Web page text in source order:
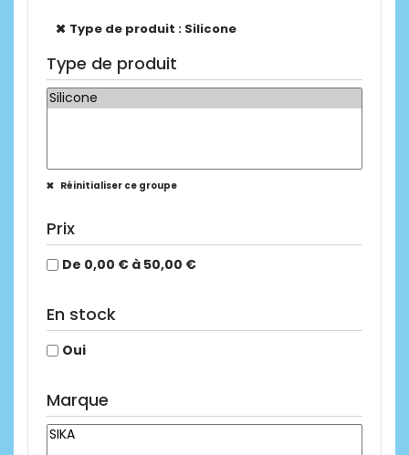
Type de produit : Silicone
Type de produit
Réinitialiser ce groupe
Prix
De 0,00 € à 50,00 €
En stock
Oui
Marque